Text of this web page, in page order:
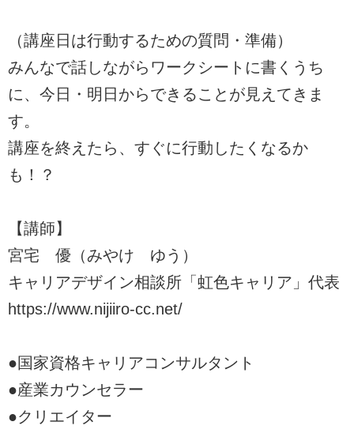
（講座日は行動するための質問・準備）
みんなで話しながらワークシートに書くうち
に、今日・明日からできることが見えてきま
す。
講座を終えたら、すぐに行動したくなるか
も！？
【講師】
宮宅 優（みやけ ゆう）
キャリアデザイン相談所「虹色キャリア」代表
https://www.nijiiro-cc.net/
●国家資格キャリアコンサルタント
●産業カウンセラー
●クリエイター